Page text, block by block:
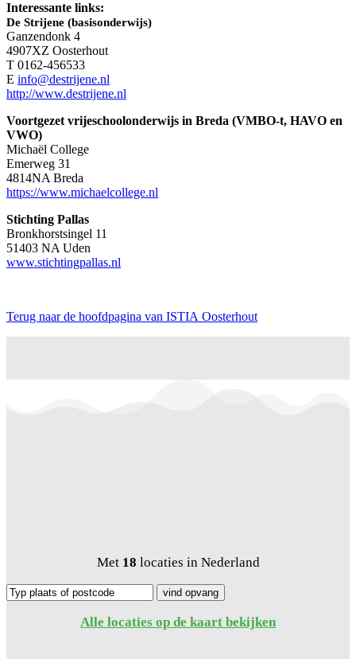
Interessante links:
De Strijene (basisonderwijs)
Ganzendonk 4
4907XZ Oosterhout
T 0162-456533
E info@destrijene.nl
http://www.destrijene.nl
Voortgezet vrijeschoolonderwijs in Breda (VMBO-t, HAVO en
VWO)
Michaël College
Emerweg 31
4814NA Breda
https://www.michaelcollege.nl
Stichting Pallas
Bronkhorstsingel 11
51403 NA Uden
www.stichtingpallas.nl
Terug naar de hoofdpagina van ISTIA Oosterhout
Met 18 locaties in Nederland
Alle locaties op de kaart bekijken